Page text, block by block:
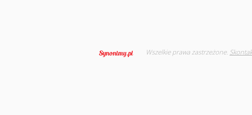
Wszelkie prawa zastrzeżone.